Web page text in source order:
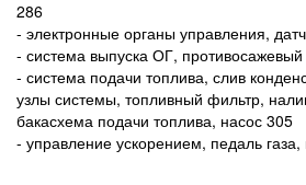
286
- электронные органы управления,
- система выпуска ОГ,
- система подачи топлива, слив
узлы системы, топливный фильтр,
бакасхема подачи топлива, насос 305
- управление ускорением, педаль